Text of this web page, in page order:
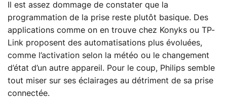
Il est assez dommage de constater que la
programmation de la prise reste plutôt basique. Des
applications comme on en trouve chez Konyks ou TP-
Link proposent des automatisations plus évoluées,
comme l’activation selon la météo ou le changement
d’état d’un autre appareil. Pour le coup, Philips semble
tout miser sur ses éclairages au détriment de sa prise
connectée.